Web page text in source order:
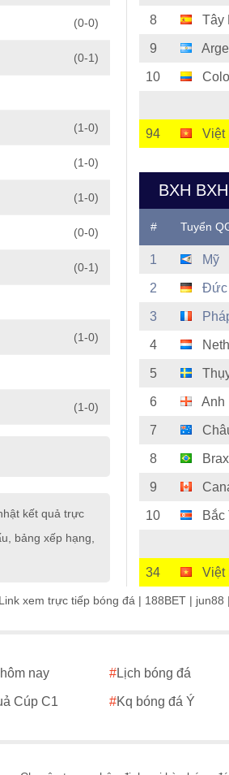
(0-0)
(0-1)
(1-0)
(1-0)
(1-0)
(0-0)
(0-1)
(1-0)
(1-0)
kết quả trực
bảng xếp hạng,
8 Tây
9
10
94 Việt
# Tuyển
1 Mỹ
2 Đức
3
4
5
6 Anh
7
8
9
10 Bắc
34 Việt
Link xem trực tiếp bóng đá | 188BET | jun88 |
nay
Cúp C1
#Lịch bóng đá
#Kq bóng đá Ý